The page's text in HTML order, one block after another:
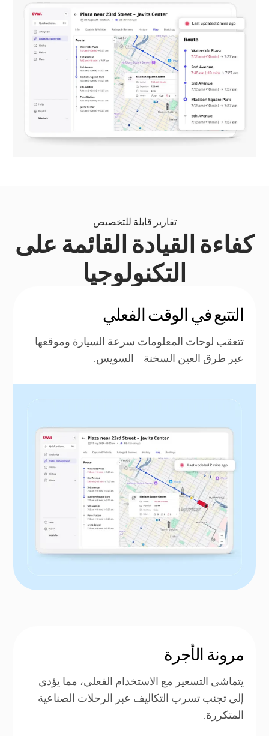
تقارير قابلة للتخصيص
كفاءة القيادة القائمة على
التكنولوجيا
التتبع في الوقت الفعلي
تتعقب لوحات المعلومات سرعة السيارة وموقعها
عبر طرق العين السخنة - السويس.
مرونة الأجرة
يتماشى التسعير مع الاستخدام الفعلي، مما يؤدي
إلى تجنب تسرب التكاليف عبر الرحلات الصناعية
المتكررة.